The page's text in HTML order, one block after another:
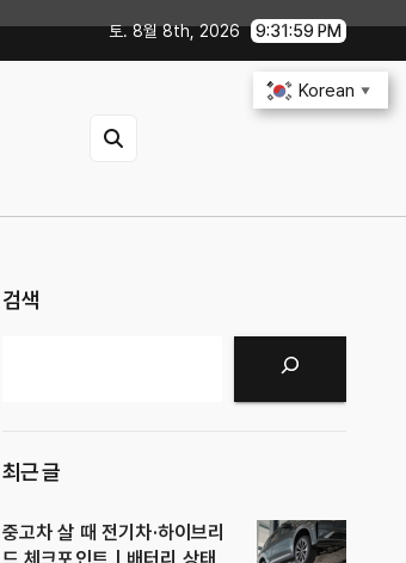
가 달라지는 핵심은? 전기차 배터리 수명 오래 쓰는
토. 8월 8th, 2026 9:32:00 PM
검색
최근 글
중고차 살 때 전기차·하이브리
Korean ▼